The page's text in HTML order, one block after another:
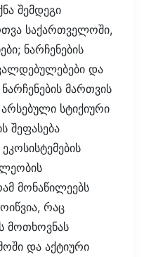
შემდეგი
საქართველოში,
ნარჩენების
და
მართვის
სტიქიური
შეფასება
მონაწილეებს
რაც
მოთხოვნას
და აქტიური